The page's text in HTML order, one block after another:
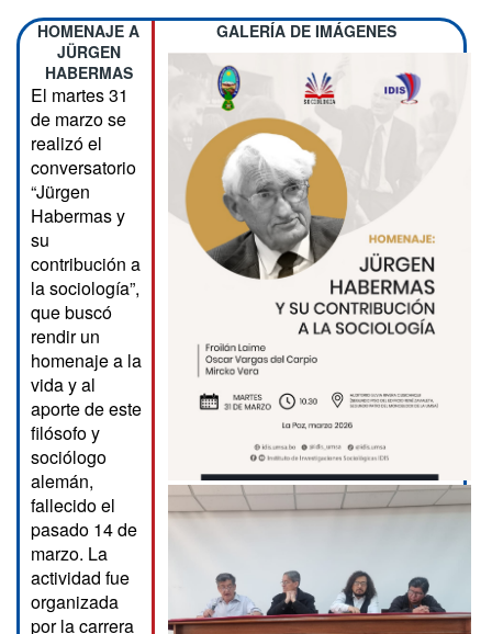
HOMENAJE A
JÜRGEN
HABERMAS
El martes 31
de marzo se
realizó el
conversatorio
“Jürgen
Habermas y
su
contribución a
la sociología”,
que buscó
rendir un
homenaje a la
vida y al
aporte de este
filósofo y
sociólogo
alemán,
fallecido el
pasado 14 de
marzo. La
actividad fue
organizada
por la carrera
GALERÍA DE IMÁGENES